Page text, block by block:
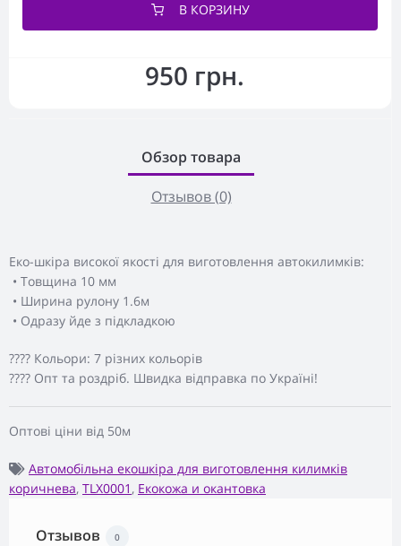
950 грн.
В КОРЗИНУ
Обзор товара
Отзывов (0)
Еко-шкіра високої якості для виготовлення автокилимків:
• Товщина 10 мм
• Ширина рулону 1.6м
• Одразу йде з підкладкою
???? Кольори: 7 різних кольорів
???? Опт та роздріб. Швидка відправка по Україні!
Оптові ціни від 50м
Автомобільна екошкіра для виготовлення килимків
коричнева, TLX0001 , Екокожа и окантовка
Отзывов 0